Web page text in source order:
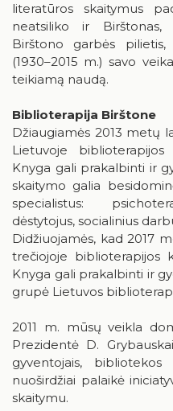
literatūros skaitymus
neatsiliko ir Birštonas,
Birštono garbės
(1930–2015 m.) savo
teikiamą naudą.
Biblioterapija Birštone
Džiaugiamės 2013 metų
Lietuvoje biblioterapijos
Knyga gali prakalbinti ir
skaitymo galia
specialistus:
dėstytojus, socialinius
Didžiuojamės, kad 2017
trečiojoje biblioterapijos
Knyga gali prakalbinti ir
grupė Lietuvos
2011 m. mūsų veikla
Prezidentė D.
gyventojais,
nuoširdžiai palaikė
skaitymu.